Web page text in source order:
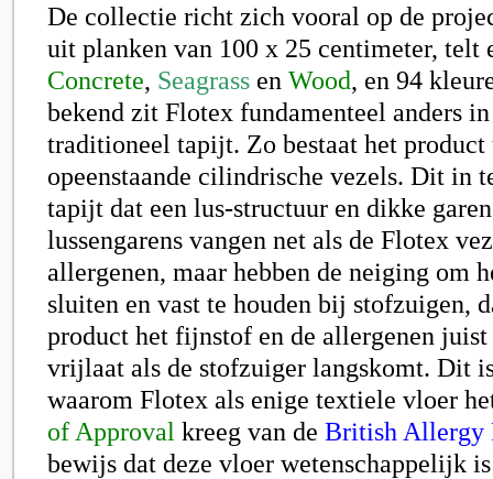
De collectie richt zich vooral op de
uit planken van 100 x 25 centimeter, telt
Concrete, Seagrass en Wood, en 94
bekend zit Flotex fundamenteel anders
traditioneel tapijt. Zo bestaat het
opeenstaande cilindrische vezels. Dit in
tapijt dat een lus-structuur en dikke
lussengarens vangen net als de Flotex
allergenen, maar hebben de neiging om
sluiten en vast te houden bij stofzuigen,
product het fijnstof en de allergenen
vrijlaat als de stofzuiger langskomt. Dit
waarom Flotex als enige textiele vloer
of Approval kreeg van de British Allergy
bewijs dat deze vloer wetenschappelijk